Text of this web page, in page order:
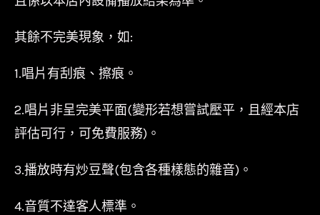
其餘不完美現象，如:
1.唱片有刮痕、擦痕。
2.唱片非呈完美平面(變形若想嘗試壓平，且經本店
評估可行，可免費服務)。
3.播放時有炒豆聲(包含各種樣態的雜音)。
4.音質不達客人標準。